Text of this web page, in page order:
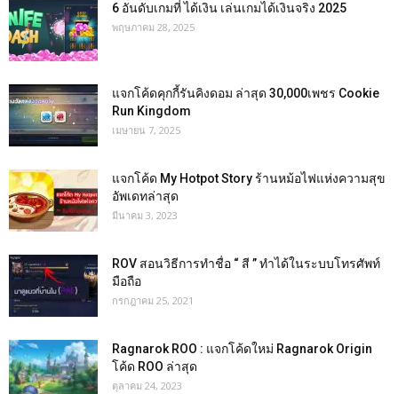
6 อันดับเกมที่ ได้เงิน เล่นเกมได้เงินจริง 2025
พฤษภาคม 28, 2025
แจกโค้ดคุกกี้รันคิงดอม ล่าสุด 30,000เพชร Cookie
Run Kingdom
เมษายน 7, 2025
แจกโค้ด My Hotpot Story ร้านหม้อไฟแห่งความสุข
อัพเดทล่าสุด
มีนาคม 3, 2023
ROV สอนวิธีการทำชื่อ “ สี ” ทำได้ในระบบโทรศัพท์
มือถือ
กรกฎาคม 25, 2021
Ragnarok ROO : แจกโค้ดใหม่ Ragnarok Origin
โค้ด ROO ล่าสุด
ตุลาคม 24, 2023